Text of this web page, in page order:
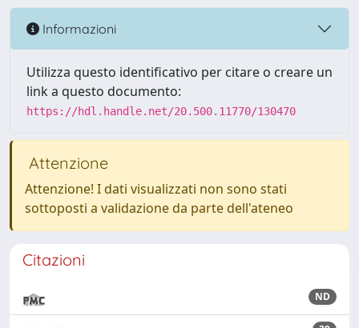
Informazioni
Utilizza questo identificativo per citare o creare un
link a questo documento:
https://hdl.handle.net/20.500.11770/130470
Attenzione
Attenzione! I dati visualizzati non sono stati
sottoposti a validazione da parte dell'ateneo
Citazioni
ND